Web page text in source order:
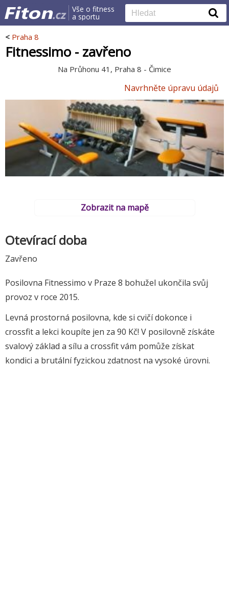
Vše o fitness
a sportu
< Praha 8
Fitnessimo - zavřeno
Na Průhonu 41, Praha 8 - Čimice
Navrhněte úpravu údajů
Zobrazit na mapě
Otevírací doba
Zavřeno
Posilovna Fitnessimo v Praze 8 bohužel ukončila svůj
provoz v roce 2015.
Levná prostorná posilovna, kde si cvičí dokonce i
crossfit a lekci koupíte jen za 90 Kč! V posilovně získáte
svalový základ a sílu a crossfit vám pomůže získat
kondici a brutální fyzickou zdatnost na vysoké úrovni.